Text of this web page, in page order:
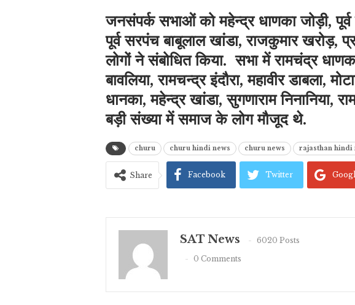
जनसंपर्क सभाओं को महेन्द्र धाणका जोड़ी,
पूर्व सरपंच बाबूलाल खांडा, राजकुमार खरोड़,
लोगों ने संबोधित किया. सभा में रामचंद्र
बावलिया, रामचन्द्र इंदौरा, महावीर डाबला,
धानका, महेन्द्र खांडा, सुगणाराम निनानिया,
बड़ी संख्या में समाज के लोग मौजूद थे.
churu churu hindi news churu news rajasthan hindi
Share Facebook Twitter
SAT News
6020 Posts
0 Comments